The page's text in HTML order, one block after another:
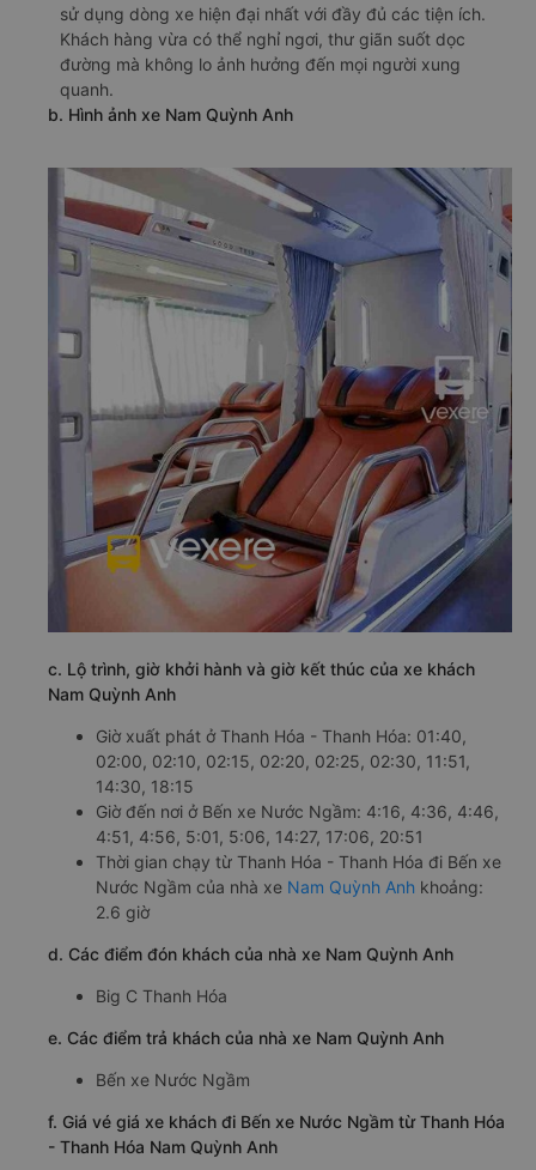
sử dụng dòng xe hiện đại nhất với đầy đủ các tiện ích.
Khách hàng vừa có thể nghỉ ngơi, thư giãn suốt dọc
đường mà không lo ảnh hưởng đến mọi người xung
quanh.
b. Hình ảnh xe Nam Quỳnh Anh
c. Lộ trình, giờ khởi hành và giờ kết thúc của xe khách
Nam Quỳnh Anh
Giờ xuất phát ở Thanh Hóa - Thanh Hóa: 01:40,
02:00, 02:10, 02:15, 02:20, 02:25, 02:30, 11:51,
14:30, 18:15
Giờ đến nơi ở Bến xe Nước Ngầm: 4:16, 4:36, 4:46,
4:51, 4:56, 5:01, 5:06, 14:27, 17:06, 20:51
Thời gian chạy từ Thanh Hóa - Thanh Hóa đi Bến xe
Nước Ngầm của nhà xe Nam Quỳnh Anh khoảng:
2.6 giờ
d. Các điểm đón khách của nhà xe Nam Quỳnh Anh
Big C Thanh Hóa
e. Các điểm trả khách của nhà xe Nam Quỳnh Anh
Bến xe Nước Ngầm
f. Giá vé giá xe khách đi Bến xe Nước Ngầm từ Thanh Hóa
- Thanh Hóa Nam Quỳnh Anh